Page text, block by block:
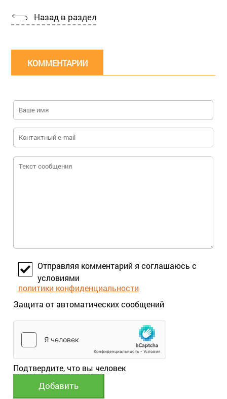
Назад в раздел
КОММЕНТАРИИ
Отправляя комментарий я соглашаюсь с
условиями
политики конфиденциальности
Защита от автоматических сообщений
Подтвердите, что вы человек